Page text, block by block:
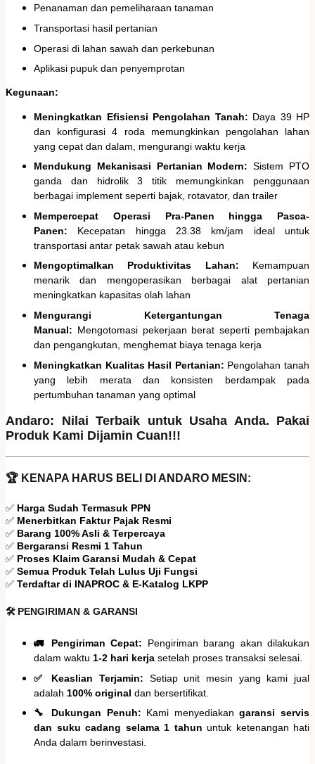
Penanaman dan pemeliharaan tanaman
Transportasi hasil pertanian
Operasi di lahan sawah dan perkebunan
Aplikasi pupuk dan penyemprotan
Kegunaan:
Meningkatkan Efisiensi Pengolahan Tanah: Daya 39 HP
dan konfigurasi 4 roda memungkinkan pengolahan lahan
yang cepat dan dalam, mengurangi waktu kerja
Mendukung Mekanisasi Pertanian Modern: Sistem PTO
ganda dan hidrolik 3 titik memungkinkan penggunaan
berbagai implement seperti bajak, rotavator, dan trailer
Mempercepat Operasi Pra-Panen hingga Pasca-
Panen: Kecepatan hingga 23.38 km/jam ideal untuk
transportasi antar petak sawah atau kebun
Mengoptimalkan Produktivitas Lahan: Kemampuan
menarik dan mengoperasikan berbagai alat pertanian
meningkatkan kapasitas olah lahan
Mengurangi Ketergantungan Tenaga
Manual: Mengotomasi pekerjaan berat seperti pembajakan
dan pengangkutan, menghemat biaya tenaga kerja
Meningkatkan Kualitas Hasil Pertanian: Pengolahan tanah
yang lebih merata dan konsisten berdampak pada
pertumbuhan tanaman yang optimal
Andaro: Nilai Terbaik untuk Usaha Anda. Pakai
Produk Kami Dijamin Cuan!!!
🏆 KENAPA HARUS BELI DI ANDARO MESIN:
✅ Harga Sudah Termasuk PPN
✅ Menerbitkan Faktur Pajak Resmi
✅ Barang 100% Asli & Terpercaya
✅ Bergaransi Resmi 1 Tahun
✅ Proses Klaim Garansi Mudah & Cepat
✅ Semua Produk Telah Lulus Uji Fungsi
✅ Terdaftar di INAPROC & E-Katalog LKPP
🛠️ PENGIRIMAN & GARANSI
🚛 Pengiriman Cepat: Pengiriman barang akan dilakukan
dalam waktu 1-2 hari kerja setelah proses transaksi selesai.
✅ Keaslian Terjamin: Setiap unit mesin yang kami jual
adalah 100% original dan bersertifikat.
🔧 Dukungan Penuh: Kami menyediakangaransi servis
dan suku cadang selama 1 tahun untuk ketenangan hati
Anda dalam berinvestasi.